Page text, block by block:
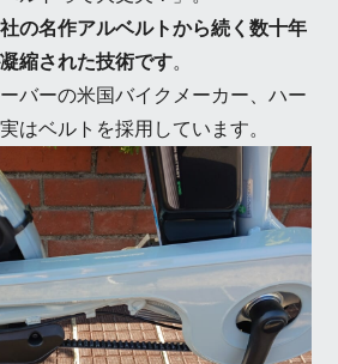
社の名作アルベルトから続く数十年
縮された技術です。
バーの米国バイクメーカー、ハー
はベルトを採用しています。